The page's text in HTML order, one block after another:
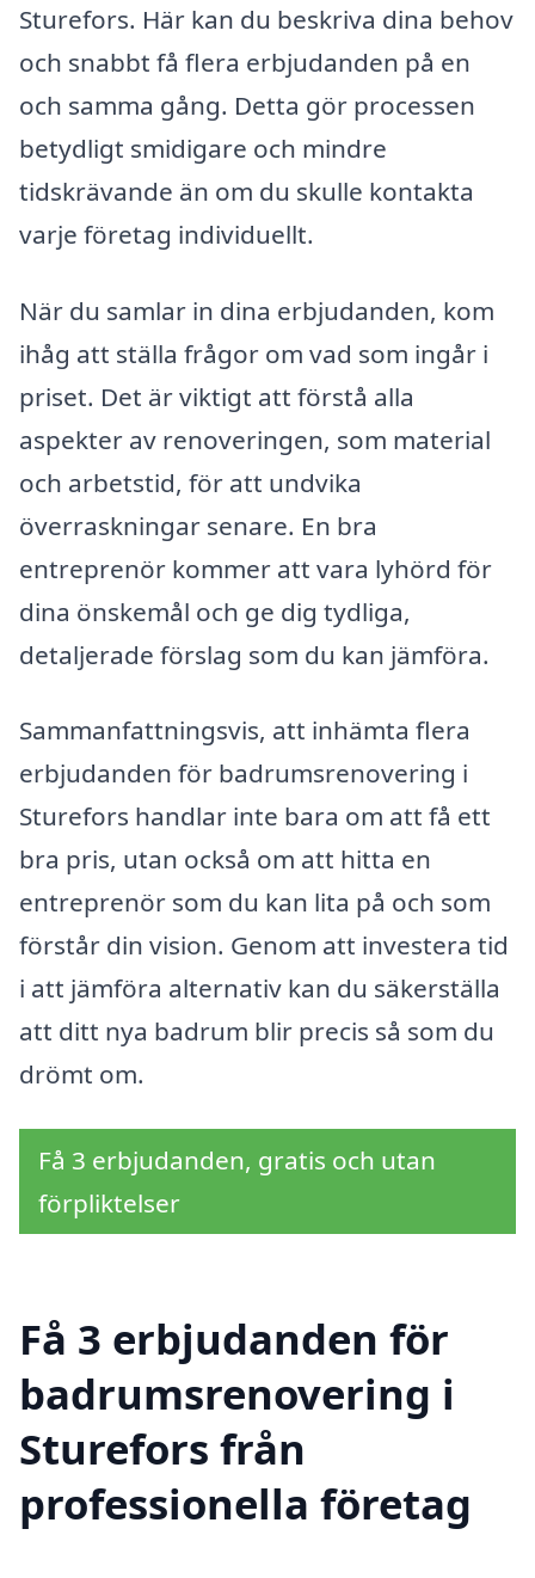
Sturefors. Här kan du beskriva dina behov
och snabbt få flera erbjudanden på en
och samma gång. Detta gör processen
betydligt smidigare och mindre
tidskrävande än om du skulle kontakta
varje företag individuellt.
När du samlar in dina erbjudanden, kom
ihåg att ställa frågor om vad som ingår i
priset. Det är viktigt att förstå alla
aspekter av renoveringen, som material
och arbetstid, för att undvika
överraskningar senare. En bra
entreprenör kommer att vara lyhörd för
dina önskemål och ge dig tydliga,
detaljerade förslag som du kan jämföra.
Sammanfattningsvis, att inhämta flera
erbjudanden för badrumsrenovering i
Sturefors handlar inte bara om att få ett
bra pris, utan också om att hitta en
entreprenör som du kan lita på och som
förstår din vision. Genom att investera tid
i att jämföra alternativ kan du säkerställa
att ditt nya badrum blir precis så som du
drömt om.
Få 3 erbjudanden, gratis och utan
förpliktelser
Få 3 erbjudanden för
badrumsrenovering i
Sturefors från
professionella företag